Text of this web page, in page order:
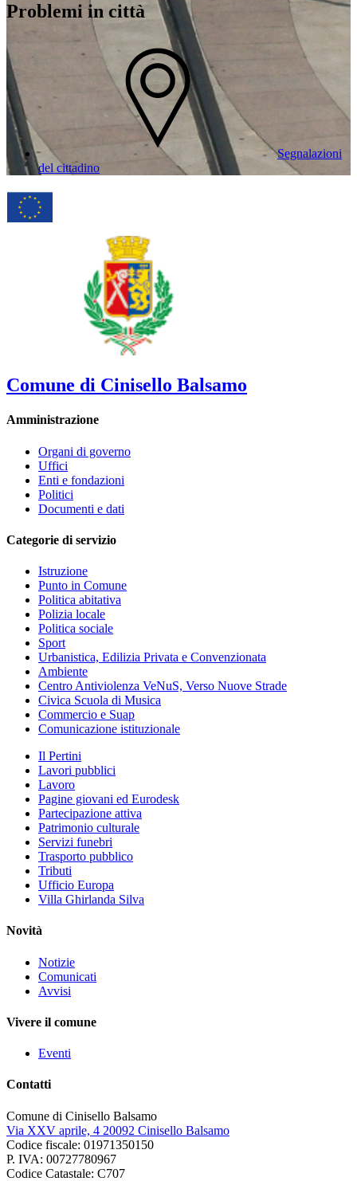
Problemi in città
Segnalazioni
del cittadino
Comune di Cinisello Balsamo
Amministrazione
Organi di governo
Uffici
Enti e fondazioni
Politici
Documenti e dati
Categorie di servizio
Istruzione
Punto in Comune
Politica abitativa
Polizia locale
Politica sociale
Sport
Urbanistica, Edilizia Privata e Convenzionata
Ambiente
Centro Antiviolenza VeNuS, Verso Nuove Strade
Civica Scuola di Musica
Commercio e Suap
Comunicazione istituzionale
Il Pertini
Lavori pubblici
Lavoro
Pagine giovani ed Eurodesk
Partecipazione attiva
Patrimonio culturale
Servizi funebri
Trasporto pubblico
Tributi
Ufficio Europa
Villa Ghirlanda Silva
Novità
Notizie
Comunicati
Avvisi
Vivere il comune
Eventi
Contatti
Comune di Cinisello Balsamo
Via XXV aprile, 4 20092 Cinisello Balsamo
Codice fiscale: 01971350150
P. IVA: 00727780967
Codice Catastale: C707